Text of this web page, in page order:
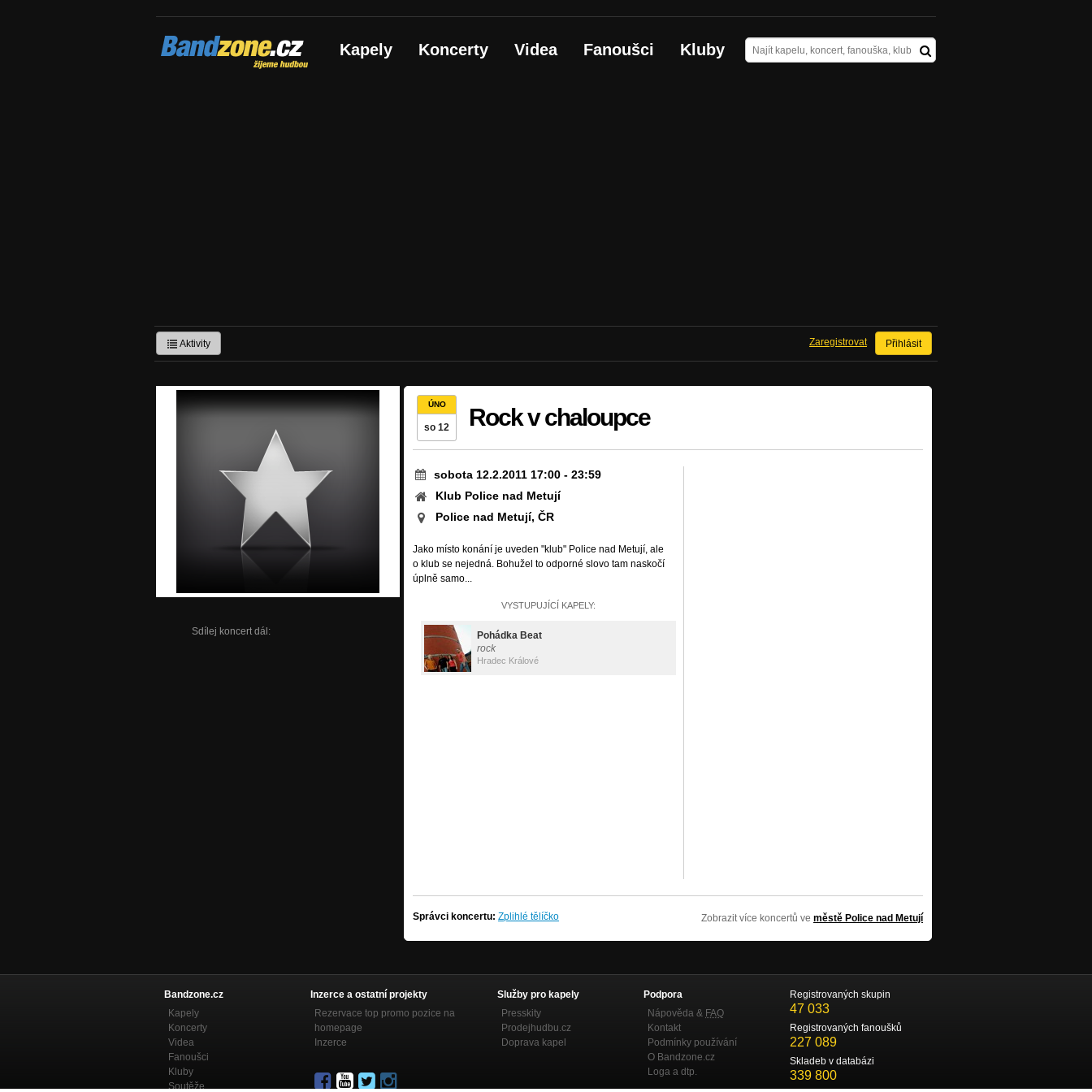
Bandzone.cz
žijeme hudbou Kapely Koncerty Videa Fanoušci Kluby
Aktivity Přihlásit
Zaregistrovat
Sdílej koncert dál:
ÚNO
so 12 Rock v chaloupce
sobota 12.2.2011 17:00 - 23:59
Klub Police nad Metují
Police nad Metují, ČR
Jako místo konání je uveden "klub" Police nad Metují, ale
o klub se nejedná. Bohužel to odporné slovo tam naskočí
úplně samo...
VYSTUPUJÍCÍ KAPELY:
Pohádka Beat
rock
Hradec Králové
Správci koncertu: Zplihlé tělíčko Zobrazit více koncertů ve městě Police nad Metují
Bandzone.cz
Kapely
Koncerty
Videa
Fanoušci
Kluby
Soutěže
Inzerce a ostatní projekty
Rezervace top promo pozice na
homepage
Inzerce
Služby pro kapely
Presskity
Prodejhudbu.cz
Doprava kapel
Podpora
Nápověda & FAQ
Kontakt
Podmínky používání
O Bandzone.cz
Loga a dtp.
Registrovaných skupin
47 033
Registrovaných fanoušků
227 089
Skladeb v databázi
339 800